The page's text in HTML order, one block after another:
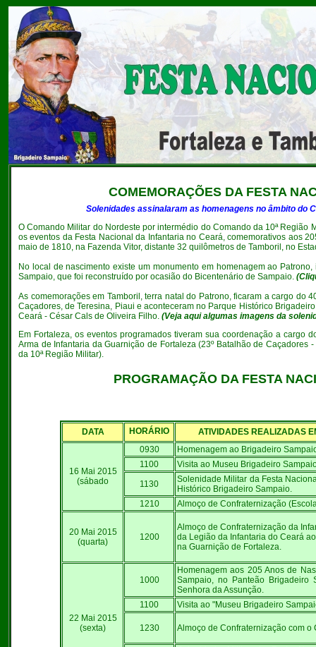
COMEMORAÇÕES DA FESTA
Solenidades assinalaram as homenagens no âmbito do
OComando Militar do Nordeste por intermédio do Comando da 10ª
os eventos da Festa Nacional da Infantaria no Ceará, comemorativos aos
maio de 1810, na Fazenda Vitor, distante 32 quilômetros de Tamboril, no
No local de nascimento existe um monumento em homenagem ao
Sampaio, que foi reconstruído por ocasião do Bicentenário de Sampaio. (
As comemorações em Tamboril, terra natal do Patrono, ficaram a cargo do
Caçadores, de Teresina, Piaui e aconteceram no Parque Histórico
Ceará - César Cals de Oliveira Filho. (Veja aqui algumas imagens da
Em Fortaleza, os eventos programados tiveram sua coordenação a
Arma de Infantaria da Guarnição de Fortaleza (23º Batalhão de
da 10ª Região Militar).
PROGRAMAÇÃO DA FESTA
DATA HORÁRIO ATIVIDADES REALIZADAS
16 Mai 2015
(sábado
0930
Homenagem ao Brigadeiro
1100
Visita ao Museu Brigadeiro
1130
Solenidade Militar da Festa
Histórico Brigadeiro Sampaio.
1210
Almoço de Confraternização
20 Mai 2015
(quarta)
1200
Almoço de Confraternização da
da Legião da Infantaria do Ceará
na Guarnição de Fortaleza.
22 Mai 2015
(sexta)
1000
Homenagem aos 205 Anos de
Sampaio, no Panteão Brigadeiro
Senhora da Assunção.
1100
Visita ao "Museu Brigadeiro
1230 Almoço de Confraternização com o